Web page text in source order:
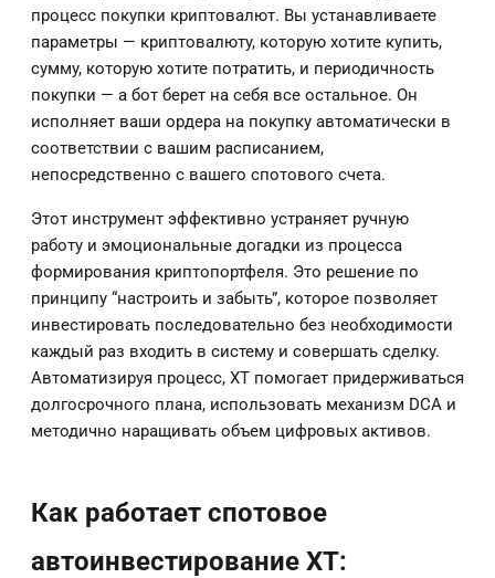
процесс покупки криптовалют. Вы устанавливаете
параметры — криптовалюту, которую хотите купить,
сумму, которую хотите потратить, и периодичность
покупки — а бот берет на себя все остальное. Он
исполняет ваши ордера на покупку автоматически в
соответствии с вашим расписанием,
непосредственно с вашего спотового счета.
Этот инструмент эффективно устраняет ручную
работу и эмоциональные догадки из процесса
формирования криптопортфеля. Это решение по
принципу “настроить и забыть”, которое позволяет
инвестировать последовательно без необходимости
каждый раз входить в систему и совершать сделку.
Автоматизируя процесс, XT помогает придерживаться
долгосрочного плана, использовать механизм DCA и
методично наращивать объем цифровых активов.
Как работает спотовое
автоинвестирование XT: